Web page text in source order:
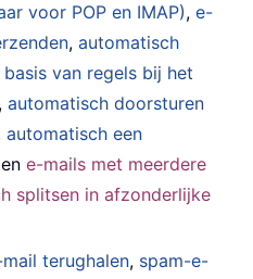
voor POP en IMAP),e-
,automatisch
van regels bij het
,automatisch doorsturen
automatisch een
ene-mails met meerdere
splitsen in afzonderlijke
mail terughalen, spam-e-